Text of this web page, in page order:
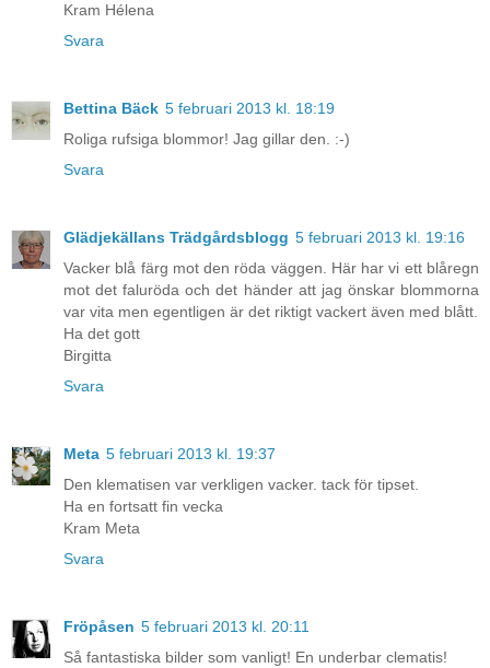
Kram Hélena
Svara
Bettina Bäck 5 februari 2013 kl. 18:19
Roliga rufsiga blommor! Jag gillar den. :-)
Svara
Glädjekällans Trädgårdsblogg 5 februari 2013 kl. 19:16
Vacker blå färg mot den röda väggen. Här har vi ett blåregn
mot det faluröda och det händer att jag önskar blommorna
var vita men egentligen är det riktigt vackert även med blått.
Ha det gott
Birgitta
Svara
Meta 5 februari 2013 kl. 19:37
Den klematisen var verkligen vacker. tack för tipset.
Ha en fortsatt fin vecka
Kram Meta
Svara
Fröpåsen 5 februari 2013 kl. 20:11
Så fantastiska bilder som vanligt! En underbar clematis!